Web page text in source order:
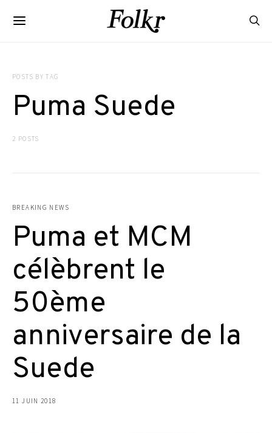
POSTS BY TAG
Puma Suede
2 POSTS
BREAKING NEWS
Puma et MCM
célèbrent le
50ème
anniversaire de la
Suede
11 JUIN 2018